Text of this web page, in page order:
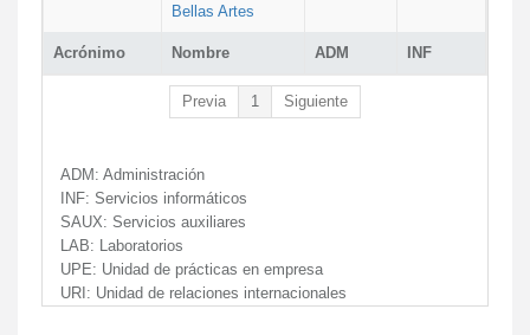
Acrónimo Nombre ADM INF
Bellas Artes
Previa 1 Siguiente
ADM: Administración
INF: Servicios informáticos
SAUX: Servicios auxiliares
LAB: Laboratorios
UPE: Unidad de prácticas en empresa
URI: Unidad de relaciones internacionales